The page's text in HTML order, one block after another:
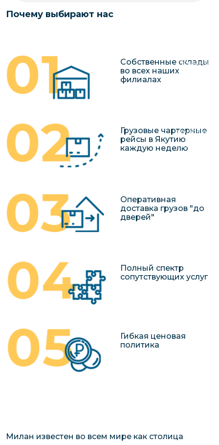
грузов в
Перевозка
Почему выбирают нас
Собственные склады
во всех наших
филиалах
Грузовые чартерные
рейсы в Якутию
каждую неделю
Оперативная
доставка грузов "до
дверей"
Полный спектр
сопутствующих услуг
Гибкая ценовая
политика
Милан известен во всем мире как столица